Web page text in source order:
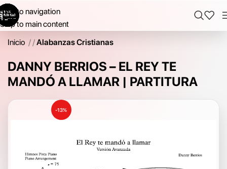
Skip to navigation
Skip to main content
Inicio / Alabanzas Cristianas
DANNY BERRIOS – EL REY TE
MANDÓ A LLAMAR | PARTITURA
-13%